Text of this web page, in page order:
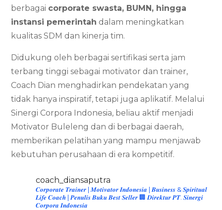
berbagai corporate swasta, BUMN, hingga
instansi pemerintah dalam meningkatkan
kualitas SDM dan kinerja tim.
Didukung oleh berbagai sertifikasi serta jam
terbang tinggi sebagai motivator dan trainer,
Coach Dian menghadirkan pendekatan yang
tidak hanya inspiratif, tetapi juga aplikatif. Melalui
Sinergi Corpora Indonesia, beliau aktif menjadi
Motivator Buleleng dan di berbagai daerah,
memberikan pelatihan yang mampu menjawab
kebutuhan perusahaan di era kompetitif.
coach_diansaputra
𝑪𝒐𝒓𝒑𝒐𝒓𝒂𝒕𝒆 𝑻𝒓𝒂𝒊𝒏𝒆𝒓 | 𝑴𝒐𝒕𝒊𝒗𝒂𝒕𝒐𝒓 𝑰𝒏𝒅𝒐𝒏𝒆𝒔𝒊𝒂 | 𝑩𝒖𝒔𝒊𝒏𝒆𝒔𝒔 & 𝑺𝒑𝒊𝒓𝒊𝒕𝒖𝒂𝒍
𝑳𝒊𝒇𝒆 𝑪𝒐𝒂𝒄𝒉 | 𝑷𝒆𝒏𝒖𝒍𝒊𝒔 𝑩𝒖𝒌𝒖 𝑩𝒆𝒔𝒕 𝑺𝒆𝒍𝒍𝒆𝒓 🏢 𝑫𝒊𝒓𝒆𝒌𝒕𝒖𝒓 𝑷𝑻. 𝑺𝒊𝒏𝒆𝒓𝒈𝒊
𝑪𝒐𝒓𝒑𝒐𝒓𝒂 𝑰𝒏𝒅𝒐𝒏𝒆𝒔𝒊𝒂